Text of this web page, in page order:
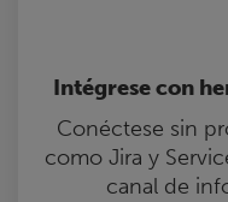
Intégrese con
Conéctese sin
como Jira y
canal de